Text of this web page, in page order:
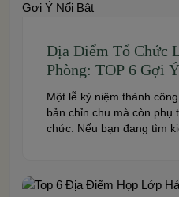
Địa Điểm Tổ Chức
Phòng: TOP 6 Gợi
Một lễ kỷ niệm thành
bản chỉn chu mà còn phụ
chức. Nếu bạn đang tìm